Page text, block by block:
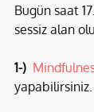
Bugün saat
sessiz alan
1-)
yapabilirsiniz.